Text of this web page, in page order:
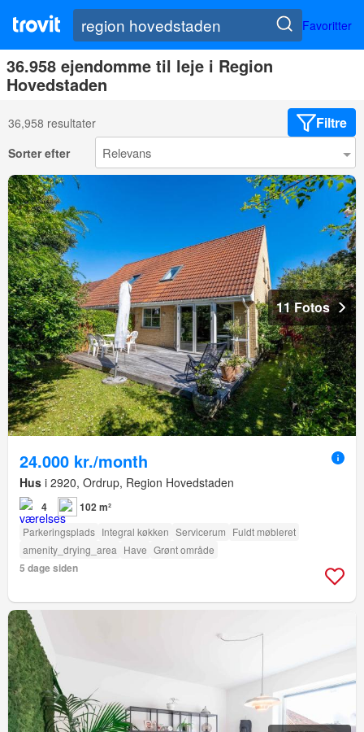
Favoritter
36.958 ejendomme til leje i Region
Hovedstaden
36,958 resultater Filtre
Sorter efter
11 Fotos
24.000 kr./month
Hus i 2920, Ordrup, Region Hovedstaden
4 102 m²
Parkeringsplads Integral køkken Servicerum Fuldt møbleret
amenity_drying_area Have Grønt område
5 dage siden